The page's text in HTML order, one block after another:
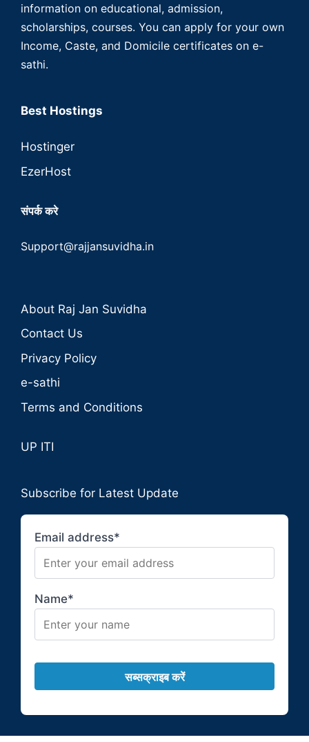
information on educational, admission,
scholarships, courses. You can apply for your own
Income, Caste, and Domicile certificates on e-
sathi.
Best Hostings
Hostinger
EzerHost
संपर्क करे
Support@rajjansuvidha.in
About Raj Jan Suvidha
Contact Us
Privacy Policy
e-sathi
Terms and Conditions
UP ITI
Subscribe for Latest Update
Email address*
Name*